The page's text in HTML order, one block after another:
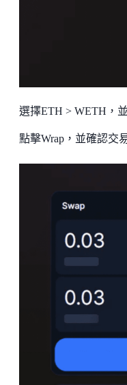
選擇ETH > WETH，
點擊Wrap，並確認交